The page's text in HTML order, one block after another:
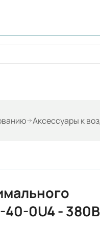
Аксессуары к
0U4 - 380В